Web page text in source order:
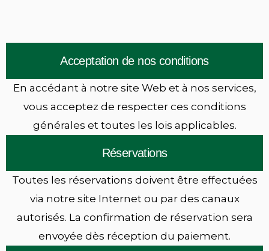
Acceptation de nos conditions
En accédant à notre site Web et à nos services,
vous acceptez de respecter ces conditions
générales et toutes les lois applicables.
Réservations
Toutes les réservations doivent être effectuées
via notre site Internet ou par des canaux
autorisés. La confirmation de réservation sera
envoyée dès réception du paiement.